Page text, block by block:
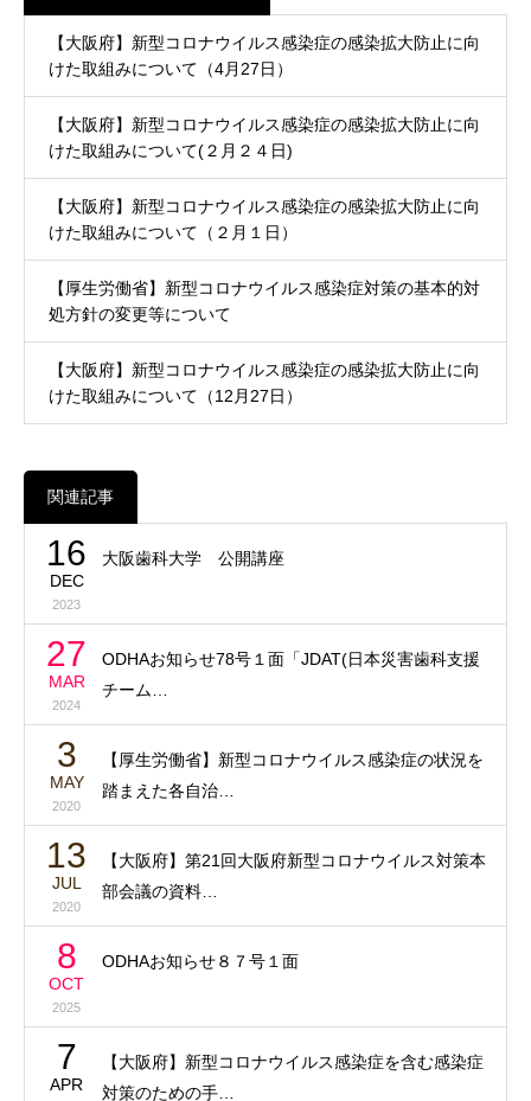
【大阪府】新型コロナウイルス感染症の感染拡大防止に向
けた取組みについて（4月27日）
【大阪府】新型コロナウイルス感染症の感染拡大防止に向
けた取組みについて(２月２４日)
【大阪府】新型コロナウイルス感染症の感染拡大防止に向
けた取組みについて（２月１日）
【厚生労働省】新型コロナウイルス感染症対策の基本的対
処方針の変更等について
【大阪府】新型コロナウイルス感染症の感染拡大防止に向
けた取組みについて（12月27日）
関連記事
16
DEC
2023
大阪歯科大学 公開講座
27
MAR
2024
ODHAお知らせ78号１面「JDAT(日本災害歯科支援
チーム…
3
MAY
2020
【厚生労働省】新型コロナウイルス感染症の状況を
踏まえた各自治…
13
JUL
2020
【大阪府】第21回大阪府新型コロナウイルス対策本
部会議の資料…
8
OCT
2025
ODHAお知らせ８７号１面
7
APR
【大阪府】新型コロナウイルス感染症を含む感染症
対策のための手…